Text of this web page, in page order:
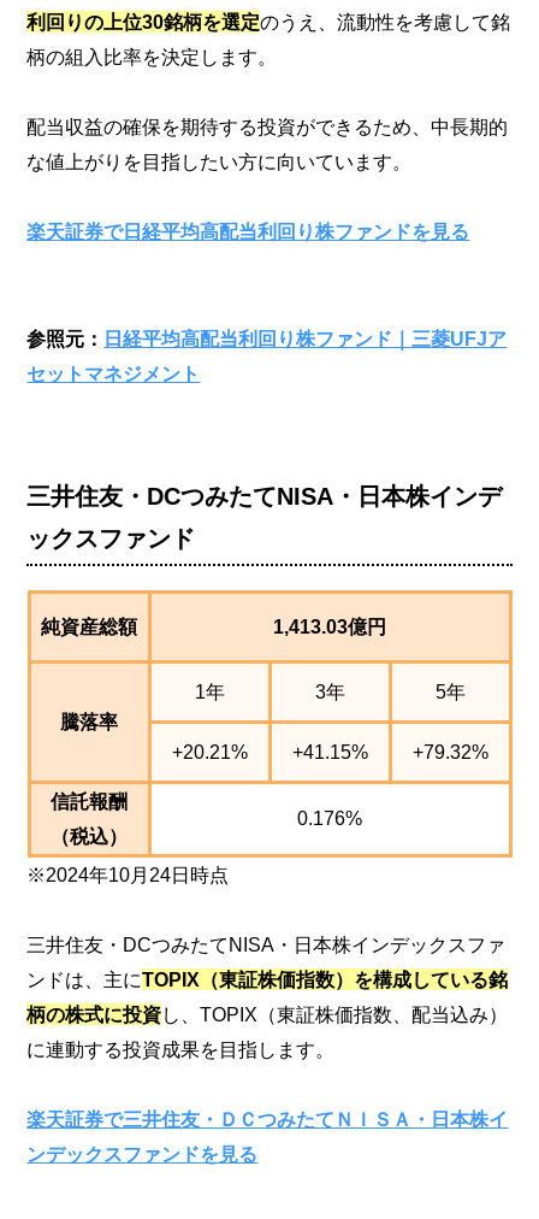
利回りの上位30銘柄を選定のうえ、流動性を考慮して銘
柄の組入比率を決定します。
配当収益の確保を期待する投資ができるため、中長期的
な値上がりを目指したい方に向いています。
楽天証券で日経平均高配当利回り株ファンドを見る
参照元： 日経平均高配当利回り株ファンド｜三菱UFJア
セットマネジメント
三井住友・DCつみたてNISA・日本株インデ
ックスファンド
純資産総額 1,413.03億円
騰落率
1年 3年 5年
+20.21% +41.15% +79.32%
信託報酬
（税込）
0.176%
※2024年10月24日時点
三井住友・DCつみたてNISA・日本株インデックスファ
ンドは、主にTOPIX（東証株価指数）を構成している銘
柄の株式に投資し、TOPIX（東証株価指数、配当込み）
に連動する投資成果を目指します。
楽天証券で三井住友・ＤＣつみたてＮＩＳＡ・日本株イ
ンデックスファンドを見る